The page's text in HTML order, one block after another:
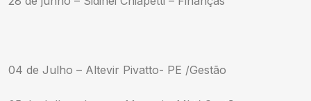
04 de Julho – Altevir Pivatto- PE /Gestão